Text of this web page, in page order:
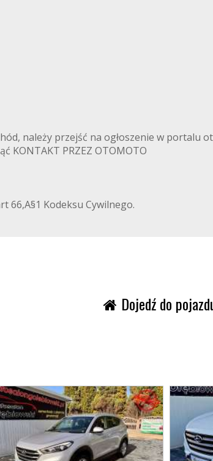
należy przejść na ogłoszenie w portalu
KONTAKT PRZEZ OTOMOTO
66,A§1 Kodeksu Cywilnego.
Dojedź do